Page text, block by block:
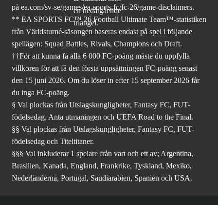
på ea.com/sv-se/games/ea-sports-fc/fc-26/game-disclaimers.
** EA SPORTS FC™ 26 Football Ultimate Team™-statistiken
från Världsturné-säsongen baseras endast på spel i följande
spellägen: Squad Battles, Rivals, Champions och Draft.
††För att kunna få alla 6 000 FC-poäng måste du uppfylla
villkoren för att få den första uppsättningen FC-poäng senast
den 15 juni 2026. Om du löser in efter 15 september 2026 får
du inga FC-poäng.
§ Val plockas från Utslagskungligheter, Fantasy FC, FUT-
födelsedag, Anta utmaningen och UEFA Road to the Final.
§§ Val plockas från Utslagskungligheter, Fantasy FC, FUT-
födelsedag och Titeltitaner.
§§§ Val inkluderar 1 spelare från vart och ett av; Argentina,
Brasilien, Kanada, England, Frankrike, Tyskland, Mexiko,
Nederländerna, Portugal, Saudiarabien, Spanien och USA.